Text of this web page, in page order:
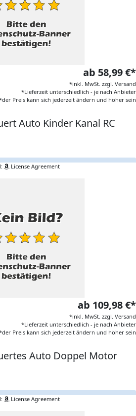
ab 58,99 €*
*inkl. MwSt. zzgl. Versand
*Lieferzeit unterschiedlich - je nach Anbieter
Preis kann sich jederzeit ändern und höher sein
Auto Kinder Kanal RC
License Agreement
ab 109,98 €*
*inkl. MwSt. zzgl. Versand
*Lieferzeit unterschiedlich - je nach Anbieter
Preis kann sich jederzeit ändern und höher sein
Auto Doppel Motor
License Agreement